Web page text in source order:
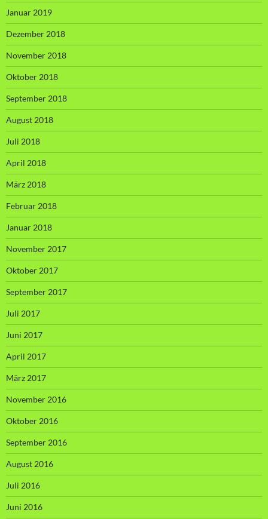
Januar 2019
Dezember 2018
November 2018
Oktober 2018
September 2018
August 2018
Juli 2018
April 2018
März 2018
Februar 2018
Januar 2018
November 2017
Oktober 2017
September 2017
Juli 2017
Juni 2017
April 2017
März 2017
November 2016
Oktober 2016
September 2016
August 2016
Juli 2016
Juni 2016